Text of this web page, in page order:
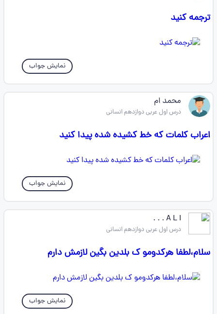
ترجمه کنید
نمایش جواب
محمد ام
درس اول عربی دوازدهم انسانی
اعراب کلمات که خط کشیده شده پیدا کنید
نمایش جواب
A L I . . .
درس اول عربی دوازدهم انسانی
سلام،لطفا هرکدومو ک بلدین بگین لازمش دارم
نمایش جواب